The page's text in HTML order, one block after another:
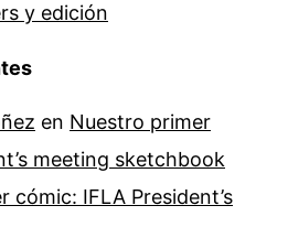
y edición
en Nuestro primer
meeting sketchbook
cómic: IFLA President’s